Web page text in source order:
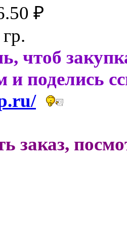
₽
чтоб
и поделись
заказ,